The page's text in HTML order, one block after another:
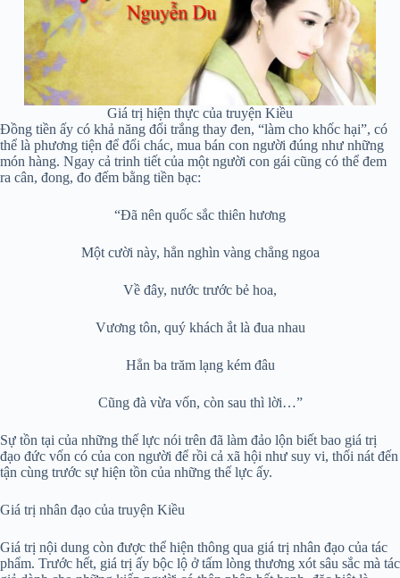
Giá trị hiện thực của truyện Kiều
Đồng tiền ấy có khả năng đổi trắng thay đen, “làm cho khốc hại”, có
thể là phương tiện để đổi chác, mua bán con người đúng như những
món hàng. Ngay cả trinh tiết của một người con gái cũng có thể đem
ra cân, đong, đo đếm bằng tiền bạc:
“Đã nên quốc sắc thiên hương
Một cười này, hẳn nghìn vàng chẳng ngoa
Về đây, nước trước bẻ hoa,
Vương tôn, quý khách ắt là đua nhau
Hẳn ba trăm lạng kém đâu
Cũng đà vừa vốn, còn sau thì lời…”
Sự tồn tại của những thế lực nói trên đã làm đảo lộn biết bao giá trị
đạo đức vốn có của con người để rồi cả xã hội như suy vi, thối nát đến
tận cùng trước sự hiện tồn của những thế lực ấy.
Giá trị nhân đạo của truyện Kiều
Giá trị nội dung còn được thể hiện thông qua giá trị nhân đạo của tác
phẩm. Trước hết, giá trị ấy bộc lộ ở tấm lòng thương xót sâu sắc mà tác